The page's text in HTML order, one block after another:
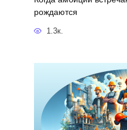
рождаются
1.3к.